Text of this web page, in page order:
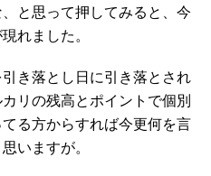
と思って押してみると、今
れました。
き落とし日に引き落とされ
リの残高とポイントで個別
る方からすれば今更何を言
いますが。